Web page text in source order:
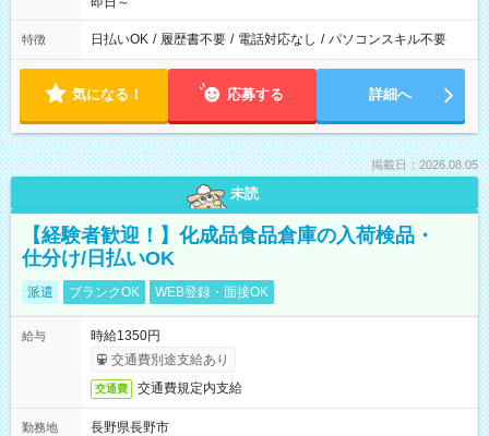
特徴 日払いOK / 履歴書不要 / 電話対応なし / パソコンスキル不要
気になる！ 応募する 詳細へ
掲載日：2026.08.05
未読
【経験者歓迎！】化成品食品倉庫の入荷検品・
仕分け/日払いOK
派遣 ブランクOK WEB登録・面接OK
給与
時給1350円
交通費別途支給あり
交通費 交通費規定内支給
勤務地
長野県長野市